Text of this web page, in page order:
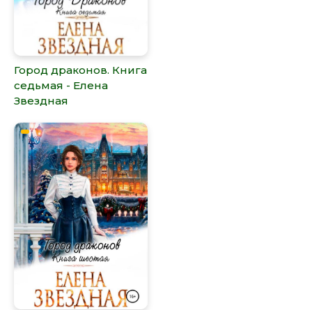
Город драконов. Книга
седьмая - Елена
Звездная